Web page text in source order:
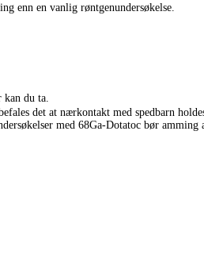
enn en vanlig røntgenundersøkelse.
du ta.
det at nærkontakt med spedbarn
med 68Ga-Dotatoc bør